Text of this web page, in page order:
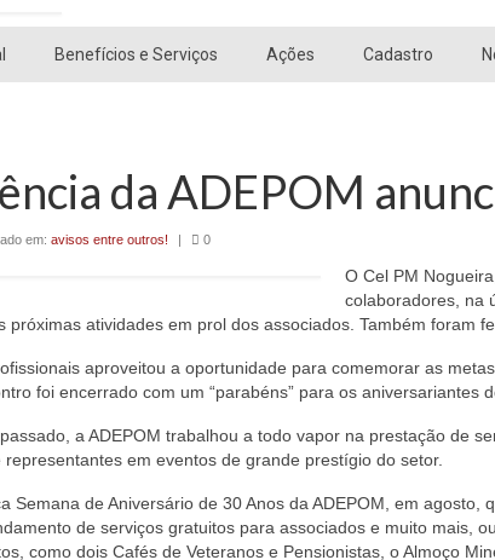
Benefícios e Serviços Ações Cadastro
da ADEPOM
em: avisos entre outros! | 0
O Cel PM
colaboradores, na
próximas atividades em prol dos associados. Também foram
aproveitou a oportunidade para comemorar as
foi encerrado com um “parabéns” para os aniversariantes
a ADEPOM trabalhou a todo vapor na prestação de
em eventos de grande prestígio do setor.
Semana de Aniversário de 30 Anos da ADEPOM, em
de serviços gratuitos para associados e muito mais,
como dois Cafés de Veteranos e Pensionistas, o Almoço